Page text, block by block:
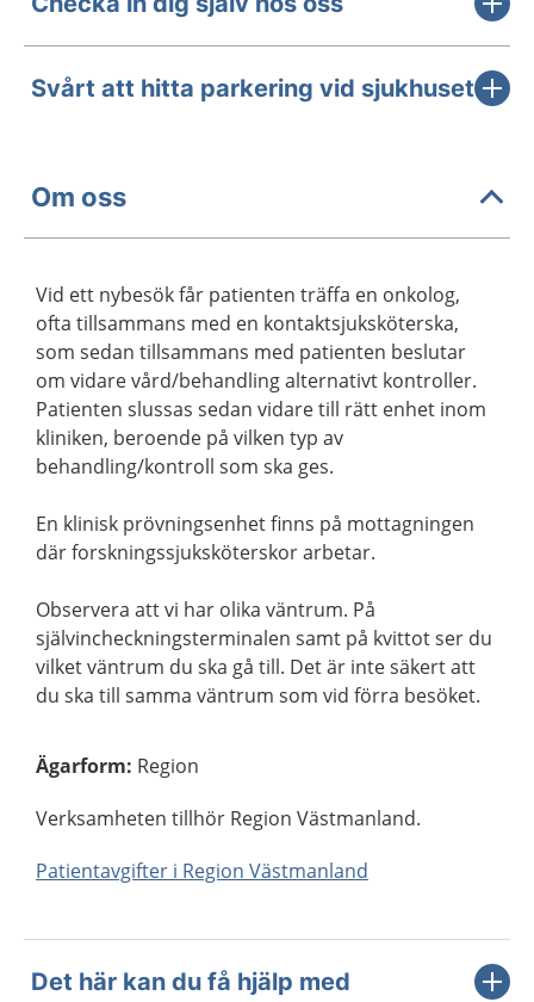
Svårt att hitta parkering vid sjukhuset
Om oss
Vid ett nybesök får patienten träffa en onkolog,
ofta tillsammans med en kontaktsjuksköterska,
som sedan tillsammans med patienten beslutar
om vidare vård/behandling alternativt kontroller.
Patienten slussas sedan vidare till rätt enhet inom
kliniken, beroende på vilken typ av
behandling/kontroll som ska ges.
En klinisk prövningsenhet finns på mottagningen
där forskningssjuksköterskor arbetar.
Observera att vi har olika väntrum. På
självincheckningsterminalen samt på kvittot ser du
vilket väntrum du ska gå till. Det är inte säkert att
du ska till samma väntrum som vid förra besöket.
Ägarform: Region
Verksamheten tillhör Region Västmanland.
Patientavgifter i Region Västmanland
Det här kan du få hjälp med